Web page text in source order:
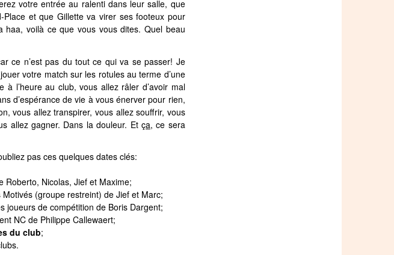
votre entrée au ralenti dans leur salle, que
et que Gillette va virer ses footeux pour
voilà ce que vous vous dites. Quel beau
ce n’est pas du tout ce qui va se passer! Je
votre match sur les rotules au terme d’une
l’heure au club, vous allez râler d’avoir mal
d’espérance de vie à vous énerver pour rien,
vous allez transpirer, vous allez souffrir, vous
allez gagner. Dans la douleur. Et ça, ce sera
pas ces quelques dates clés:
Nicolas, Jief et Maxime;
(groupe restreint) de Jief et Marc;
joueurs de compétition de Boris Dargent;
NC de Philippe Callewaert;
du club;